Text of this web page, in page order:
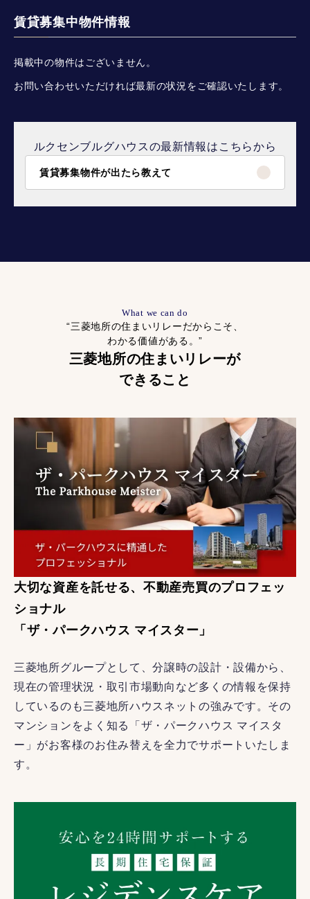
賃貸募集中物件情報
掲載中の物件はございません。
お問い合わせいただければ最新の状況をご確認いたします。
ルクセンブルグハウスの最新情報はこちらから
賃貸募集物件が出たら教えて
What we can do
“三菱地所の住まいリレーだからこそ、
わかる価値がある。”
三菱地所の住まいリレーが
できること
大切な資産を託せる、不動産売買のプロフェッ
ショナル
「ザ・パークハウス マイスター」
三菱地所グループとして、分譲時の設計・設備から、
現在の管理状況・取引市場動向など多くの情報を保持
しているのも三菱地所ハウスネットの強みです。その
マンションをよく知る「ザ・パークハウス マイスタ
ー」がお客様のお住み替えを全力でサポートいたしま
す。